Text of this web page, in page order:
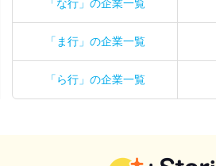
「な行」の企業一覧
「ま行」の企業一覧
「ら行」の企業一覧